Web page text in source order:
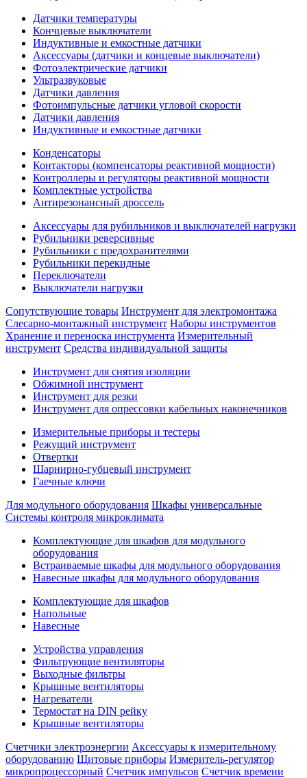
Датчики температуры
Кончцевые выключатели
Индуктивные и емкостные датчики
Аксессуары (датчики и концевые выключатели)
Фотоэлектрические датчики
Ультразвуковые
Датчики давления
Фотоимпульсные датчики угловой скорости
Датчики давления
Индуктивные и емкостные датчики
Конденсаторы
Контакторы (компенсаторы реактивной мощности)
Контроллеры и регуляторы реактивной мощности
Комплектные устройства
Антирезонансный дроссель
Аксессуары для рубильников и выключателей нагрузки
Рубильники реверсивные
Рубильники с предохранителями
Рубильники перекидные
Переключатели
Выключатели нагрузки
Сопутствующие товары Инструмент для электромонтажа
Слесарно-монтажный инструмент Наборы инструментов
Хранение и переноска инструмента Измерительный
инструмент Средства индивидуальной защиты
Инструмент для снятия изоляции
Обжимной инструмент
Инструмент для резки
Инструмент для опрессовки кабельных наконечников
Измерительные приборы и тестеры
Режущий инструмент
Отвертки
Шарнирно-губцевый инструмент
Гаечные ключи
Для модульного оборудования Шкафы универсальные
Системы контроля микроклимата
Комплектующие для шкафов для модульного
оборудования
Встраиваемые шкафы для модульного оборудования
Навесные шкафы для модульного оборудования
Комплектующие для шкафов
Напольные
Навесные
Устройства управления
Фильтрующие вентиляторы
Выходные фильтры
Крышные вентиляторы
Нагреватели
Термостат на DIN рейку
Крышные вентиляторы
Счетчики электроэнергии Аксессуары к измерительному
оборудованию Щитовые приборы Измеритель-регулятор
микропроцессорный Счетчик импульсов Счетчик времени